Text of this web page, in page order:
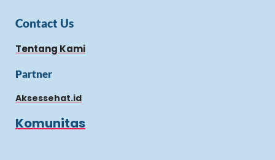
Contact Us
Tentang Kami
Partner
Aksessehat.id
Komunitas